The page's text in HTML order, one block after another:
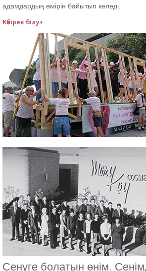
адамдардың өмірін байытып келеді.
Көбірек білу
Сенуге болатын өнім.